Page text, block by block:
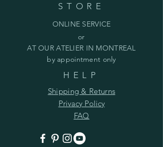
STORE
ONLINE SERVICE
or
AT OUR ATELIER IN MONTREAL
by appointment only
HELP
Shipping & Returns
Privacy Policy
FAQ